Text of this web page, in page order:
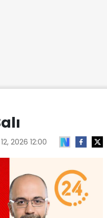
2026 12:00